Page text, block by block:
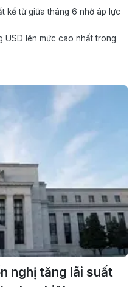
kể từ giữa tháng 6 nhờ áp lực
USD lên mức cao nhất trong
nghị tăng lãi suất